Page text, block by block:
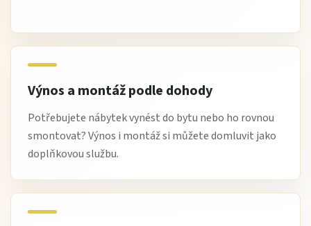
Výnos a montáž podle dohody
Potřebujete nábytek vynést do bytu nebo ho rovnou
smontovat? Výnos i montáž si můžete domluvit jako
doplňkovou službu.